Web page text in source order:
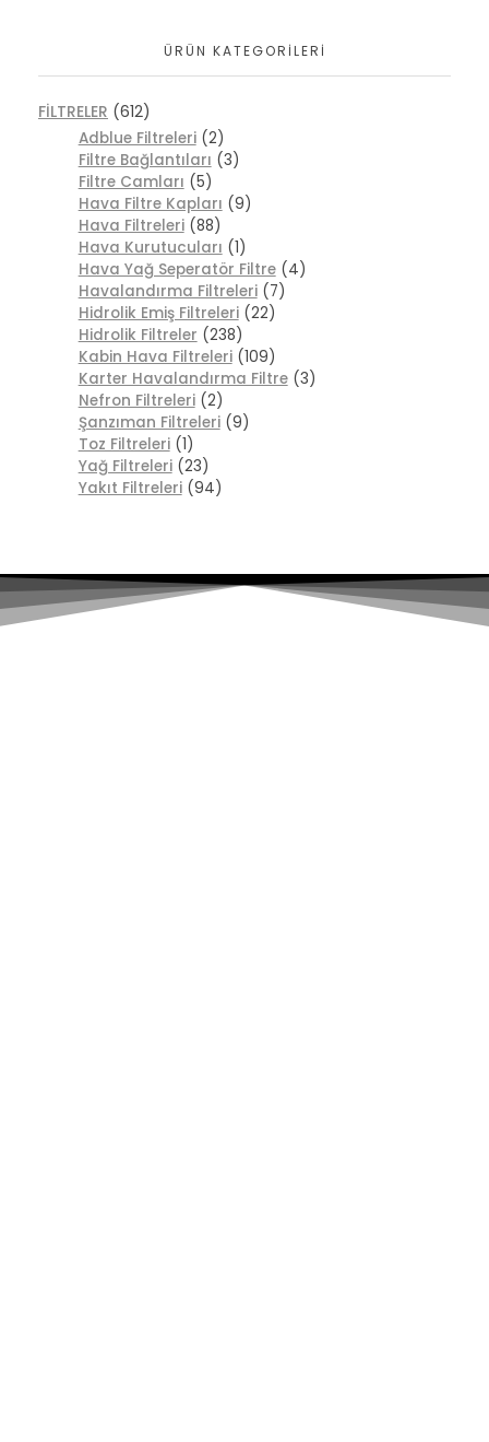
ÜRÜN KATEGORILERI
FİLTRELER (612)
Adblue Filtreleri (2)
Filtre Bağlantıları (3)
Filtre Camları (5)
Hava Filtre Kapları (9)
Hava Filtreleri (88)
Hava Kurutucuları (1)
Hava Yağ Seperatör Filtre (4)
Havalandırma Filtreleri (7)
Hidrolik Emiş Filtreleri (22)
Hidrolik Filtreler (238)
Kabin Hava Filtreleri (109)
Karter Havalandırma Filtre (3)
Nefron Filtreleri (2)
Şanzıman Filtreleri (9)
Toz Filtreleri (1)
Yağ Filtreleri (23)
Yakıt Filtreleri (94)